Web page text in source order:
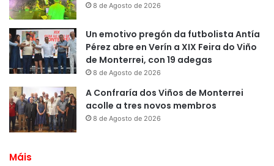
8 de Agosto de 2026
Un emotivo pregón da futbolista Antía
Pérez abre en Verín a XIX Feira do Viño
de Monterrei, con 19 adegas
8 de Agosto de 2026
A Confraría dos Viños de Monterrei
acolle a tres novos membros
8 de Agosto de 2026
Máis